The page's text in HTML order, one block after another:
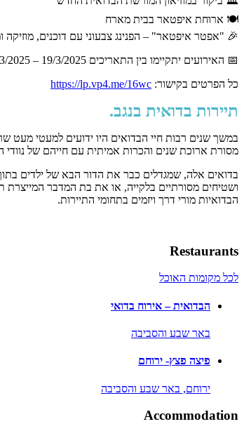
🍽️ ארוחת איפטאר בבית מארח
🎉 "אפטר איפטאר" – הפנינג צבעוני עם דוכנים, מוזיקה
📅 האירועים יתקיימו בין התאריכים 19/3/2025 – 22/3/2025 (ימים רביעי עד שבת) בשעות 16:00 – 22:00.
כל הפרטים בקישור: https://lp.vp4.me/16wc
תיירות בדואית בנגב.
במשך שנים רבות חיי הבדואים היו ידועים למעטי מעט
מסורת ארוכת שנים והכרות אמיתית עם חייהם של נוודי המדבר. כיום חיים בנגב כ- 180,000 בדואים
בדואים אלה, שמגדלים כבר את הדור הבא של ילדים
ושטיחים מסורתיים בלקייה, או את בת המדבר המייצרת
הבדואיות מורי דרך ויזמים בתחומי התיירות.
Restaurants
לכל מקומות האוכל
הבדואית – אירוח בדואי
באר שבע והסביבה
פיצה פצץ- ירוחם
ירוחם, באר שבע והסביבה
Accommodation